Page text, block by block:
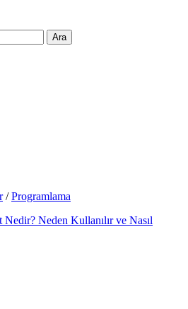
/Programlama
Neden Kullanılır ve Nasıl